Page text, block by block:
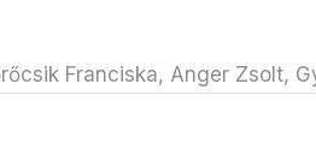
Franciska, Anger Zsolt,